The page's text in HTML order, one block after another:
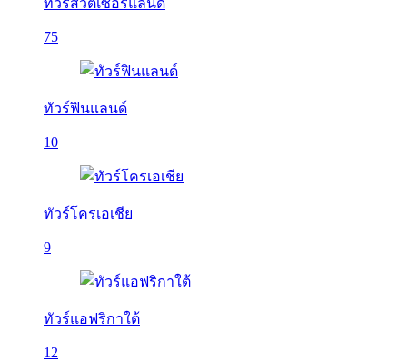
ทัวร์สวิตเซอร์แลนด์
75
ทัวร์ฟินแลนด์
10
ทัวร์โครเอเชีย
9
ทัวร์แอฟริกาใต้
12